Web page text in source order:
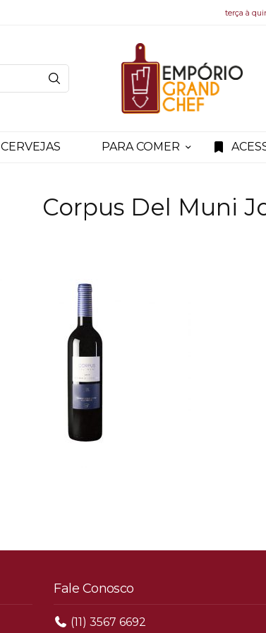
terça à
CERVEJAS PARA COMER
Corpus Del Muni
Fale Conosco
(11) 3567 6692